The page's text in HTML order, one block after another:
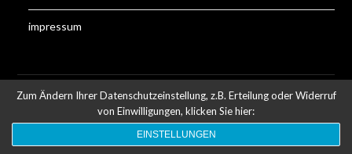
impressum
©2026 michael tieber photography| WordPress Theme
by Superb WordPress Themes
Zum Ändern Ihrer Datenschutzeinstellung, z.B. Erteilung oder Widerruf
von Einwilligungen, klicken Sie hier:
EINSTELLUNGEN